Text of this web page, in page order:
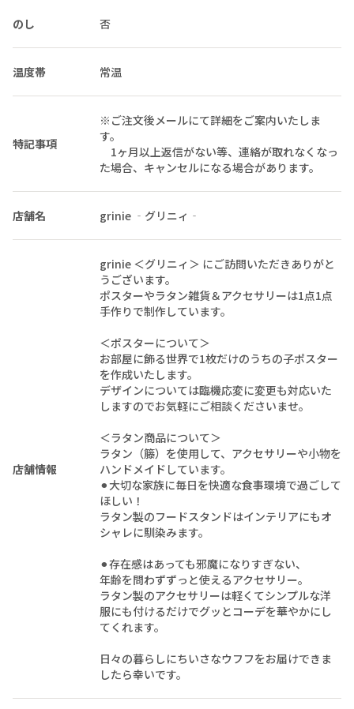
のし 否
温度帯 常温
特記事項
※ご注文後メールにて詳細をご案内いたしま
す。
1ヶ月以上返信がない等、連絡が取れなくなっ
た場合、キャンセルになる場合があります。
店舗名 grinie ‐グリニィ‐
店舗情報
grinie ＜グリニィ＞ にご訪問いただきありがと
うございます。
ポスターやラタン雑貨＆アクセサリーは1点1点
手作りで制作しています。
＜ポスターについて＞
お部屋に飾る世界で1枚だけのうちの子ポスター
を作成いたします。
デザインについては臨機応変に変更も対応いた
しますのでお気軽にご相談くださいませ。
＜ラタン商品について＞
ラタン（籐）を使用して、アクセサリーや小物を
ハンドメイドしています。
⚫︎大切な家族に毎日を快適な食事環境で過ごして
ほしい！
ラタン製のフードスタンドはインテリアにもオ
シャレに馴染みます。
⚫︎存在感はあっても邪魔になりすぎない、
年齢を問わずずっと使えるアクセサリー。
ラタン製のアクセサリーは軽くてシンプルな洋
服にも付けるだけでグッとコーデを華やかにし
てくれます。
日々の暮らしにちいさなウフフをお届けできま
したら幸いです。